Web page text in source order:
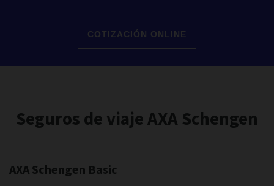
COTIZACIÓN ONLINE
Seguros de viaje AXA Schengen
AXA Schengen Basic